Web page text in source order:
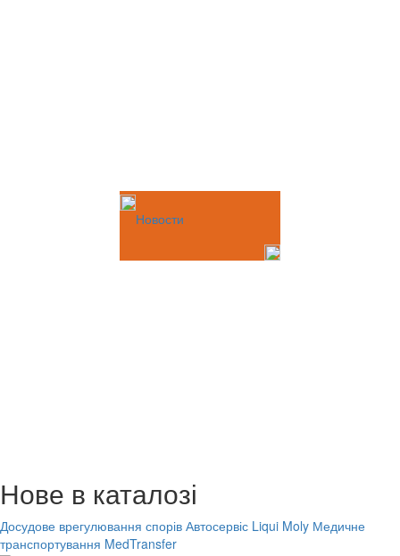
Новости
Нове в каталозі
Досудове врегулювання спорів Автосервіс Liqui Moly Медичне
транспортування MedTransfer